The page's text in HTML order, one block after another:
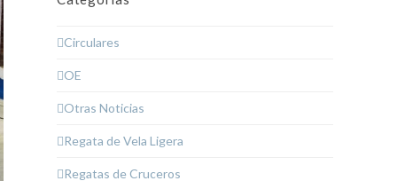
Circulares
OE
Otras Noticias
Regata de Vela Ligera
Regatas de Cruceros